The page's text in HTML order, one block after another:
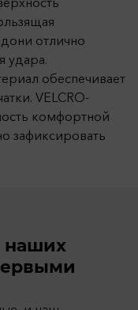
отлично
удара.
обеспечивает
VELCRO-
комфортной
зафиксировать
наших